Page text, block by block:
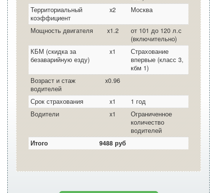
Территориальный
коэффициент
x2 Москва
Мощность двигателя x1.2
от 101 до 120 л.с
(включительно)
КБМ (скидка за
безаварийную езду)
x1
Страхование
впервые (класс 3,
кбм 1)
Возраст и стаж
водителей
x0.96
Срок страхования x1
1 год
Водители
x1
Ограниченное
количество
водителей
Итого
9488 руб